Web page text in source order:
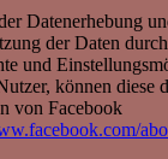
Datenerhebung
der Daten
und
können diese
von Facebook